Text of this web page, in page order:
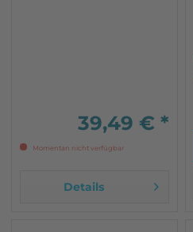
39,49 € *
Momentan nicht verfügbar
Details